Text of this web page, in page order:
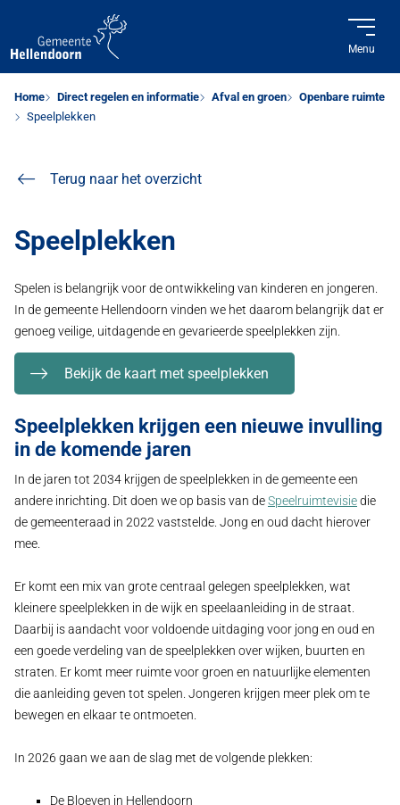
Menu
Home Direct regelen en informatie Afval en groen
Openbare ruimte
Speelplekken
Terug naar het overzicht
Speelplekken
Spelen is belangrijk voor de ontwikkeling van kinderen en jongeren.
In de gemeente Hellendoorn vinden we het daarom belangrijk dat er
genoeg veilige, uitdagende en gevarieerde speelplekken zijn.
Bekijk de kaart met speelplekken
Speelplekken krijgen een nieuwe invulling
in de komende jaren
In de jaren tot 2034 krijgen de speelplekken in de gemeente een
andere inrichting. Dit doen we op basis van deSpeelruimtevisiedie
de gemeenteraad in 2022 vaststelde. Jong en oud dacht hierover
mee.
Er komt een mix van grote centraal gelegen speelplekken, wat
kleinere speelplekken in de wijk en speelaanleiding in de straat.
Daarbij is aandacht voor voldoende uitdaging voor jong en oud en
een goede verdeling van de speelplekken over wijken, buurten en
straten. Er komt meer ruimte voor groen en natuurlijke elementen
die aanleiding geven tot spelen. Jongeren krijgen meer plek om te
bewegen en elkaar te ontmoeten.
In 2026 gaan we aan de slag met de volgende plekken:
De Bloeven in Hellendoorn